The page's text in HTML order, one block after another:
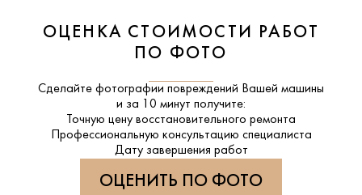
ОЦЕНКА СТОИМОСТИ РАБОТ
ПО ФОТО
Сделайте фотографии повреждений Вашей машины
и за
10 минут получите:
Точную цену восстановительного ремонта
Профессиональную консультацию специалиста
Дату завершения работ
ОЦЕНИТЬ ПО ФОТО